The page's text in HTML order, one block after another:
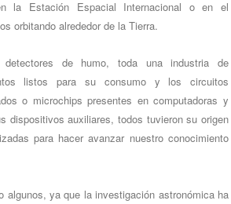
la Estación Espacial Internacional o en el
orbitando alrededor de la Tierra.
de humo, toda una industria de
listos para su consumo y los circuitos
o microchips presentes en computadoras y
dispositivos auxiliares, todos tuvieron su origen
para hacer avanzar nuestro conocimiento
algunos, ya que la investigación astronómica ha